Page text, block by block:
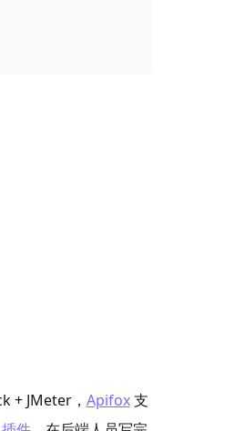
+ JMeter， Apifox支